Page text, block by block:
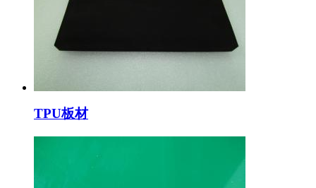
TPU板材